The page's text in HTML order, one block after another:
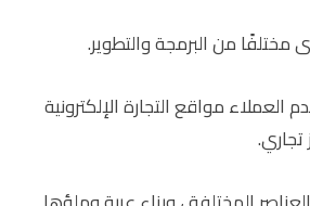
من البرمجة والتطوير.
مواقع التجارة الإلكترونية